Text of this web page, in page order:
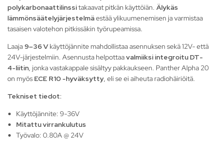
polykarbonaattilinssitakaavat pitkän käyttöiän. Älykäs
lämmönsäätelyjärjestelmäestää ylikuumenemisen ja varmistaa
tasaisen valotehon pitkissäkin työrupeamissa.
Laaja 9–36 V käyttöjännite mahdollistaa asennuksen sekä 12V- että
24V-järjestelmiin. Asennusta helpottaavalmiiksi integroitu DT-
4-liitin, jonka vastakappale sisältyy pakkaukseen. Panther Alpha 20
on myös ECE R10 -hyväksytty, eli se ei aiheuta radiohäiriöitä.
Tekniset tiedot:
Käyttöjännite: 9-36V
Mitattu virrankulutus
Työvalo: 0.80A @ 24V